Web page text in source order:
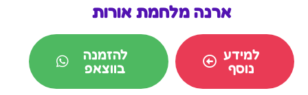
ארנה מלחמת אורות
למידע
נוסף
להזמנה
בווצאפ